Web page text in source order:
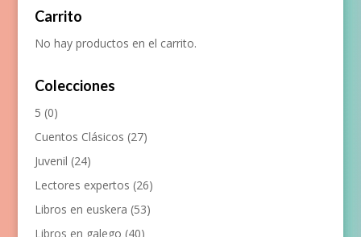
Carrito
No hay productos en el carrito.
Colecciones
5 (0)
Cuentos Clásicos (27)
Juvenil (24)
Lectores expertos (26)
Libros en euskera (53)
Libros en galego (40)